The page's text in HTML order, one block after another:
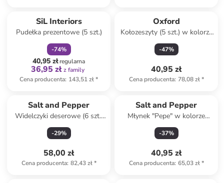
SiL Interiors
Pudełka prezentowe (5 szt.)
-74%
40,95 złregularna
36,95 zł z family
Cena producenta: 143,51 zł*
Oxford
Kołozeszyty (5 szt.) w kolorze
niebieskim - A5
-47%
40,95 zł
Cena producenta: 78,08 zł*
Salt and Pepper
Widelczyki deserowe (6 szt.)
"Terno" w kolorze czarnym -
dł. 14 cm
-29%
58,00 zł
Cena producenta: 82,43 zł*
Salt and Pepper
Młynek "Pepe" w kolorze
białym do soli i pieprzu - wys.
14 cm
-37%
40,95 zł
Cena producenta: 65,03 zł*